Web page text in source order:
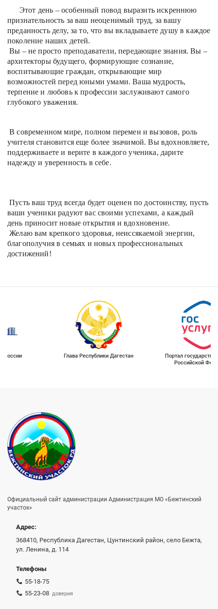
Этот день – особенный повод выразить искреннюю
признательность за ваш неоценимый труд, за вашу
преданность делу, за то, что вы вкладываете душу в каждое
поколение наших детей.
Вы – не просто преподаватели, передающие знания. Вы –
архитекторы будущего, формирующие сознание,
воспитывающие граждан, открывающие мир
возможностей перед юными умами. Ваша мудрость,
терпение и любовь к профессии заслуживают самого
глубокого уважения.
В современном мире, полном перемен и вызовов, роль
учителя становится еще более значимой. Вы вдохновляете,
поддерживаете и верите в каждого ученика, дарите
надежду и уверенность в себе.
Пусть ваш труд всегда будет оценен по достоинству, пусть
ваши ученики радуют вас своими успехами, а каждый
день приносит новые открытия и вдохновение.
Желаю вам крепкого здоровья, неиссякаемой энергии,
благополучия в семьях и новых профессиональных
достижений!
Глава Республики Дагестан
Портал государственных услуг
Российской Федерации
Официальный сайт администрации Администрация МО «Бежтинский
участок»
Адрес:
368410, Республика Дагестан, Цунтинский район, село Бежта,
ул. Ленина, д. 114
Телефоны
55-18-75
55-23-08 доверия